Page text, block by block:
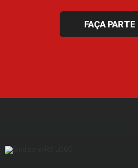
FAÇA PARTE